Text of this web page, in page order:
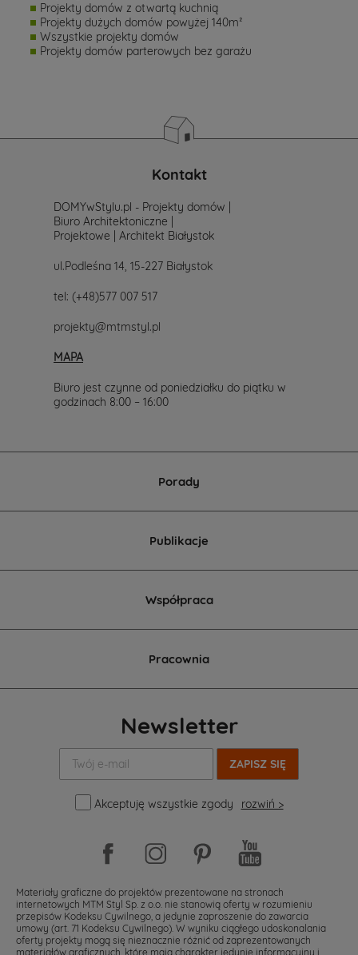
Projekty domów z otwartą kuchnią
Projekty dużych domów powyżej 140m²
Wszystkie projekty domów
Projekty domów parterowych bez garażu
Kontakt
DOMYwStylu.pl - Projekty domów |
Biuro Architektoniczne |
Projektowe | Architekt Białystok
ul.Podleśna 14, 15-227 Białystok
tel: (+48)577 007 517
projekty@mtmstyl.pl
MAPA
Biuro jest czynne od poniedziałku do piątku w
godzinach 8:00 – 16:00
Porady
Publikacje
Współpraca
Pracownia
Newsletter
mail:
Akceptuję wszystkie zgody
rozwiń >
Materiały graficzne do projektów prezentowane na stronach
internetowych MTM Styl Sp. z o.o. nie stanowią oferty w rozumieniu
przepisów Kodeksu Cywilnego, a jedynie zaproszenie do zawarcia
umowy (art. 71 Kodeksu Cywilnego). W wyniku ciągłego udoskonalania
oferty projekty mogą się nieznacznie różnić od zaprezentowanych
materiałów graficznych, które mają charakter jedynie informacyjny i